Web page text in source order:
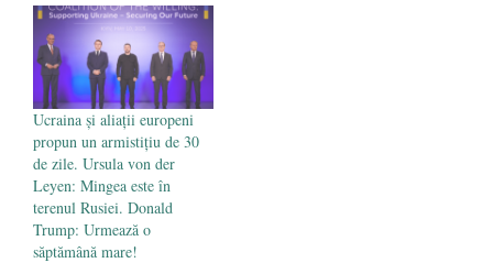
Ucraina și aliații europeni
propun un armistiţiu de 30
de zile. Ursula von der
Leyen: Mingea este în
terenul Rusiei. Donald
Trump: Urmează o
săptămână mare!